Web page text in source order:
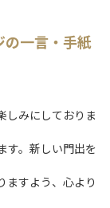
の一言・手紙
しみにしておりま
す。新しい門出を
ますよう、心より